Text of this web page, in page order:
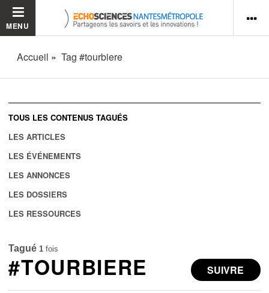
MENU
Accueil Tag #tourbiere
TOUS LES CONTENUS TAGUÉS
LES ARTICLES
LES ÉVÉNEMENTS
LES ANNONCES
LES DOSSIERS
LES RESSOURCES
Tagué 1 fois
SUIVRE
#TOURBIERE